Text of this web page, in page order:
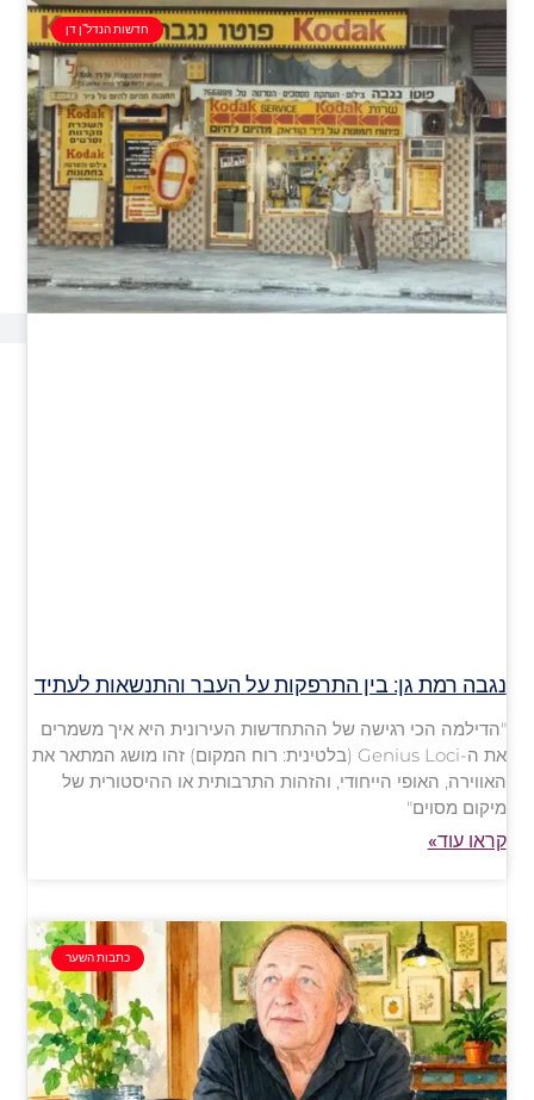
חדשות הנדל"ן דן
נגבה רמת גן: בין התרפקות על העבר והתנשאות לעתיד
"הדילמה הכי רגישה של ההתחדשות העירונית היא איך משמרים
את ה-Genius Loci (בלטינית: רוח המקום) זהו מושג המתאר את
האווירה, האופי הייחודי, והזהות התרבותית או ההיסטורית של
מיקום מסוים"
קראו עוד»
כתבות השער